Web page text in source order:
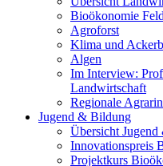
Bioökonomie
Agroforst
Klima und
Algen
Im Interview:
Landwirtschaft
Regionale
Jugend & Bildung
Übersicht
Innovationspreis
Projektkurs